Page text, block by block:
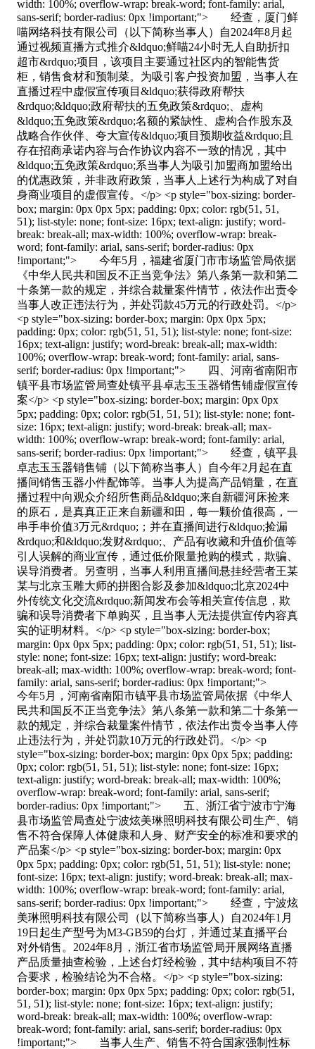
width: 100%; overflow-wrap: break-word; font-family: arial,
sans-serif; border-radius: 0px !important;"> 经查，厦门鲜
喵网络科技有限公司（以下简称当事人）自2024年8月起
通过视频直播方式推介&ldquo;鲜喵24小时无人自助折扣
超市&rdquo;项目，该项目主要通过社区内的智能售货
柜，销售食材和预制菜。为吸引客户投资加盟，当事人在
直播过程中虚假宣传项目&ldquo;获得政府帮扶
&rdquo;&ldquo;政府帮扶的五免政策&rdquo;、虚构
&ldquo;五免政策&rdquo;名额的紧缺性、虚构合作股东及
战略合作伙伴、夸大宣传&ldquo;项目预期收益&rdquo;且
存在招商承诺内容与合作协议内容不一致的情况，其中
&ldquo;五免政策&rdquo;系当事人为吸引加盟商加盟给出
的优惠政策，并非政府政策，当事人上述行为构成了对自
身商业项目的虚假宣传。</p> <p style="box-sizing: border-
box; margin: 0px 0px 5px; padding: 0px; color: rgb(51, 51,
51); list-style: none; font-size: 16px; text-align: justify; word-
break: break-all; max-width: 100%; overflow-wrap: break-
word; font-family: arial, sans-serif; border-radius: 0px
!important;"> 今年5月，福建省厦门市市场监管局依据
《中华人民共和国反不正当竞争法》第八条第一款和第二
十条第一款的规定，并综合裁量案件情节，依法作出责令
当事人改正违法行为，并处罚款45万元的行政处罚。</p>
<p style="box-sizing: border-box; margin: 0px 0px 5px;
padding: 0px; color: rgb(51, 51, 51); list-style: none; font-size:
16px; text-align: justify; word-break: break-all; max-width:
100%; overflow-wrap: break-word; font-family: arial, sans-
serif; border-radius: 0px !important;"> 四、河南省南阳市
镇平县市场监管局查处镇平县卓志玉玉器销售铺虚假宣传
案</p> <p style="box-sizing: border-box; margin: 0px 0px
5px; padding: 0px; color: rgb(51, 51, 51); list-style: none; font-
size: 16px; text-align: justify; word-break: break-all; max-
width: 100%; overflow-wrap: break-word; font-family: arial,
sans-serif; border-radius: 0px !important;"> 经查，镇平县
卓志玉玉器销售铺（以下简称当事人）自今年2月起在直
播间销售玉器小件配饰等。当事人为提高产品销量，在直
播过程中向观众介绍所售商品&ldquo;来自新疆河床捡来
的原石，是真真正正来自新疆和田，每一颗价值很高，一
串手串价值3万元&rdquo;；并在直播间进行&ldquo;捡漏
&rdquo;和&ldquo;发财&rdquo;、产品有收藏和升值价值等
引人误解的商业宣传，通过低价限量抢购的模式，欺骗、
误导消费者。另查明，当事人利用直播间悬挂经营者王某
某与北京玉雕大师的拼图合影及参加&ldquo;北京2024中
外传统文化交流&rdquo;新闻发布会等相关宣传信息，欺
骗和误导消费者下单购买，且当事人无法提供宣传内容真
实的证明材料。</p> <p style="box-sizing: border-box;
margin: 0px 0px 5px; padding: 0px; color: rgb(51, 51, 51); list-
style: none; font-size: 16px; text-align: justify; word-break:
break-all; max-width: 100%; overflow-wrap: break-word; font-
family: arial, sans-serif; border-radius: 0px !important;">
今年5月，河南省南阳市镇平县市场监管局依据《中华人
民共和国反不正当竞争法》第八条第一款和第二十条第一
款的规定，并综合裁量案件情节，依法作出责令当事人停
止违法行为，并处罚款10万元的行政处罚。</p> <p
style="box-sizing: border-box; margin: 0px 0px 5px; padding:
0px; color: rgb(51, 51, 51); list-style: none; font-size: 16px;
text-align: justify; word-break: break-all; max-width: 100%;
overflow-wrap: break-word; font-family: arial, sans-serif;
border-radius: 0px !important;"> 五、浙江省宁波市宁海
县市场监管局查处宁波炫美琳照明科技有限公司生产、销
售不符合保障人体健康和人身、财产安全的标准和要求的
产品案</p> <p style="box-sizing: border-box; margin: 0px
0px 5px; padding: 0px; color: rgb(51, 51, 51); list-style: none;
font-size: 16px; text-align: justify; word-break: break-all; max-
width: 100%; overflow-wrap: break-word; font-family: arial,
sans-serif; border-radius: 0px !important;"> 经查，宁波炫
美琳照明科技有限公司（以下简称当事人）自2024年1月
19日起生产型号为M3-GB59的台灯，并通过某直播平台
对外销售。2024年8月，浙江省市场监管局开展网络直播
产品质量抽查检验，上述台灯经检验，其中结构项目不符
合要求，检验结论为不合格。</p> <p style="box-sizing:
border-box; margin: 0px 0px 5px; padding: 0px; color: rgb(51,
51, 51); list-style: none; font-size: 16px; text-align: justify;
word-break: break-all; max-width: 100%; overflow-wrap:
break-word; font-family: arial, sans-serif; border-radius: 0px
!important;"> 当事人生产、销售不符合国家强制性标